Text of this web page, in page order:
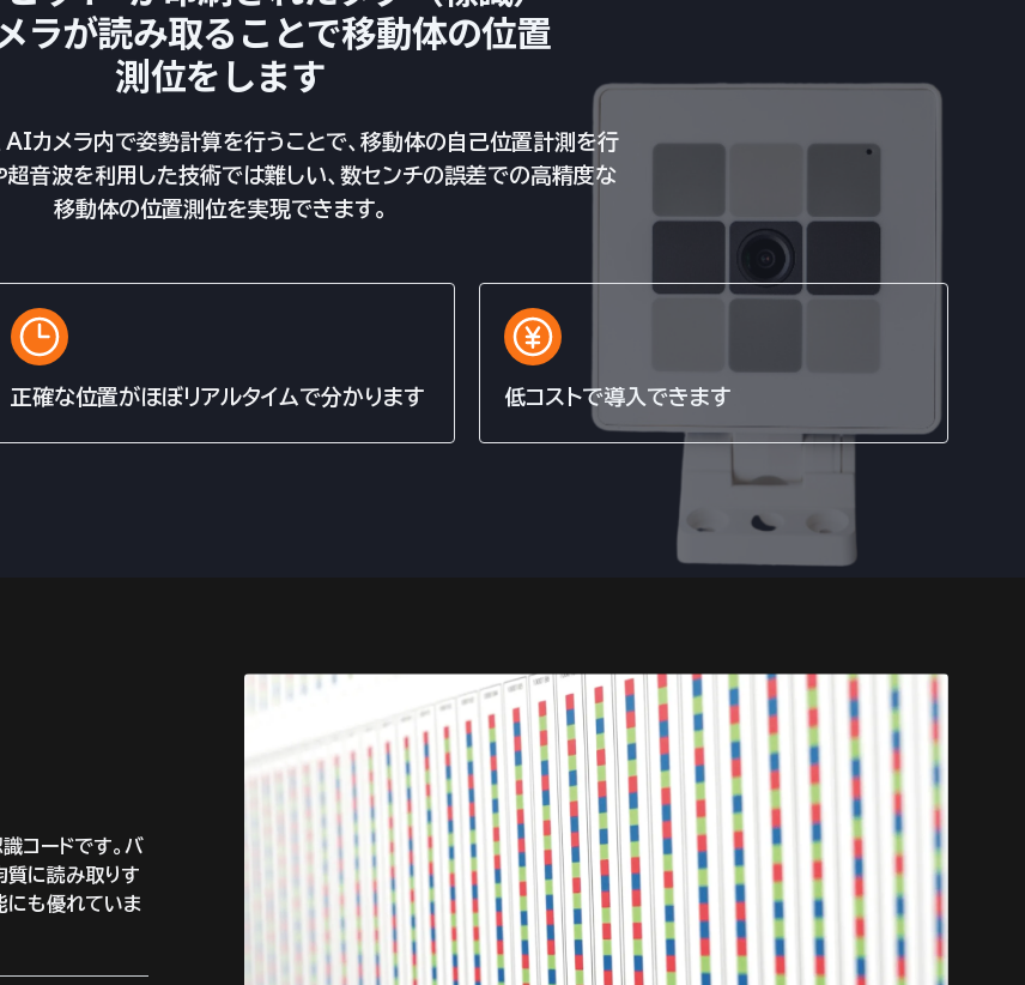
ラが読み取ることで移動体の位置
測位をします
カメラ内で姿勢計算を行うことで、移動体の自己位置計測を行
超音波を利用した技術では難しい、数センチの誤差での高精度な
移動体の位置測位を実現できます。
正確な位置がほぼリアルタイムで分かります 低コストで導入できます
コードです。バ
質に読み取りす
にも優れていま